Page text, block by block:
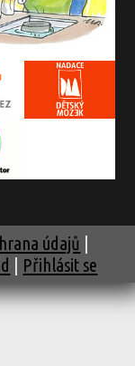
údajů
Přihlásit se